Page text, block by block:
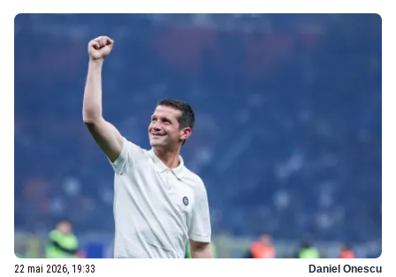
22 mai 2026, 19:33 Daniel Onescu